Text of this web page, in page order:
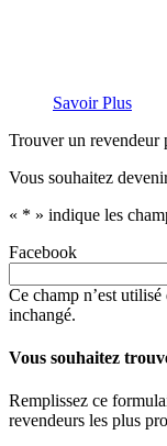
Savoir Plus
Trouver un revendeur
Vous souhaitez
« * » indique les
Facebook
Ce champ n’est
inchangé.
Vous souhaitez
Remplissez ce
revendeurs les plus